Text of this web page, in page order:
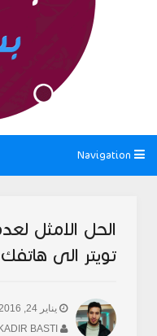
الحل الامثل
تويتر الى هاتفك
يناير 24, 2016